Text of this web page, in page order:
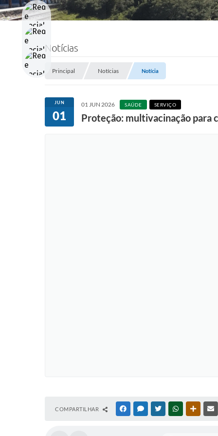
Notícias
Principal Notícias Notícia
JUN
01
01 JUN 2026 SAÚDE SERVIÇO
Proteção: multivacinação para
COMPARTILHAR FACEBOOKMESSENGER
TWITTERWHATSAPP